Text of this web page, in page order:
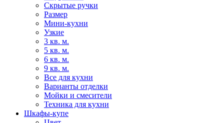
Скрытые ручки
Размер
Мини-кухни
Узкие
3 кв. м.
5 кв. м.
6 кв. м.
9 кв. м.
Все для кухни
Варианты отделки
Мойки и смесители
Техника для кухни
Шкафы-купе